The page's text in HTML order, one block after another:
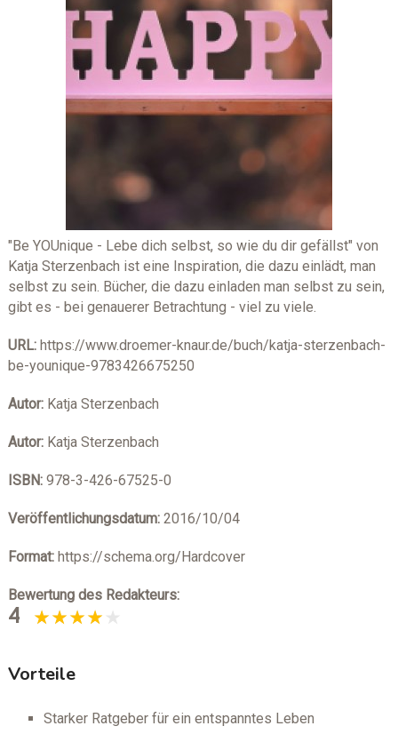
"Be YOUnique - Lebe dich selbst, so wie du dir gefällst" von
Katja Sterzenbach ist eine Inspiration, die dazu einlädt, man
selbst zu sein. Bücher, die dazu einladen man selbst zu sein,
gibt es - bei genauerer Betrachtung - viel zu viele.
URL: https://www.droemer-knaur.de/buch/katja-sterzenbach-
be-younique-9783426675250
Autor: Katja Sterzenbach
Autor: Katja Sterzenbach
ISBN: 978-3-426-67525-0
Veröffentlichungsdatum: 2016/10/04
Format: https://schema.org/Hardcover
Bewertung des Redakteurs:
4
Vorteile
Starker Ratgeber für ein entspanntes Leben